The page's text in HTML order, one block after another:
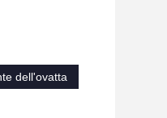
dell'ovatta